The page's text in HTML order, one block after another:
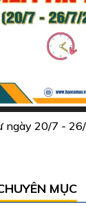
ngày 20/7 -
MỤC